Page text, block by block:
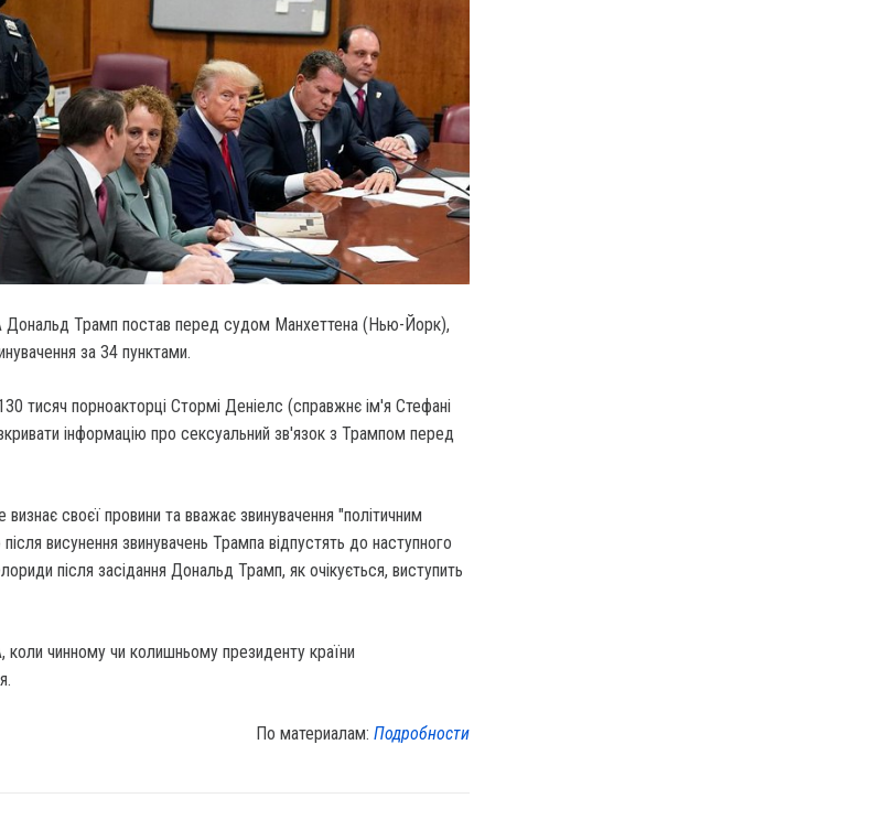
Дональд Трамп постав перед судом Манхеттена (Нью-Йорк),
за 34 пунктами.
тисяч порноакторці Стормі Деніелс (справжнє ім'я Стефані
інформацію про сексуальний зв'язок з Трампом перед
своєї провини та вважає звинувачення "політичним
висунення звинувачень Трампа відпустять до наступного
після засідання Дональд Трамп, як очікується, виступить
чинному чи колишньому президенту країни
По материалам:Подробности